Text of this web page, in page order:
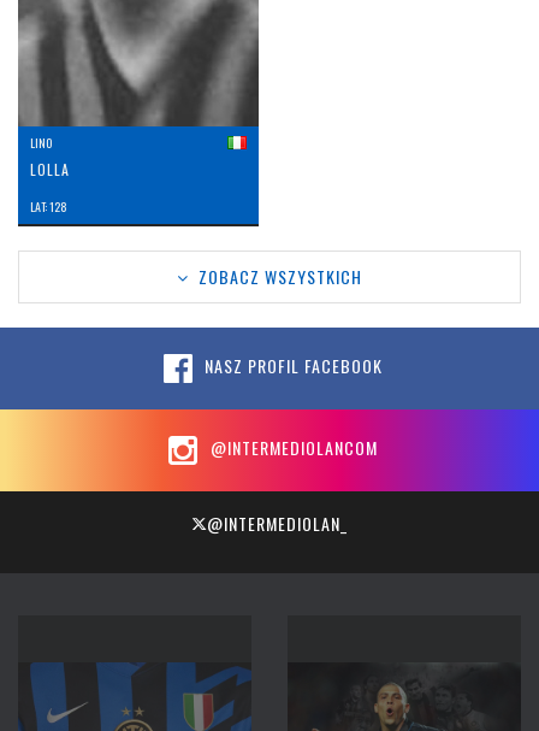
LINO
LOLLA
LAT: 128
ZOBACZ WSZYSTKICH
NASZ PROFIL FACEBOOK
@INTERMEDIOLANCOM
@INTERMEDIOLAN_